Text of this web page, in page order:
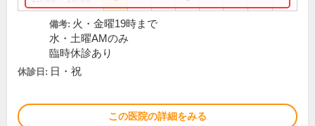
備考: 火・金曜19時まで
水・土曜AMのみ
臨時休診あり
休診日: 日・祝
この医院の詳細をみる